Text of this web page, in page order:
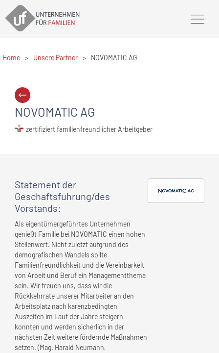
Home > Unsere Partner > NOVOMATIC AG
NOVOMATIC AG
zertifiziert familienfreundlicher Arbeitgeber
Statement der
Geschäftsführung/des
Vorstands:
Als eigentümergeführtes Unternehmen
genießt Familie bei NOVOMATIC einen hohen
Stellenwert. Nicht zuletzt aufgrund des
demografischen Wandels sollte
Familienfreundlichkeit und die Vereinbarkeit
von Arbeit und Beruf ein Managementthema
sein. Wir freuen uns, dass wir die
Rückkehrrate unserer Mitarbeiter an den
Arbeitsplatz nach karenzbedingten
Auszeiten im Lauf der Jahre steigern
konnten und werden sicherlich in der
nächsten Zeit weitere fördernde Maßnahmen
setzen. (Mag. Harald Neumann,